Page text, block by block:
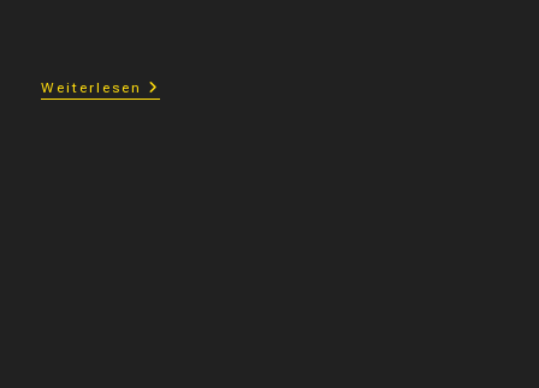
Weiterlesen
Frauen